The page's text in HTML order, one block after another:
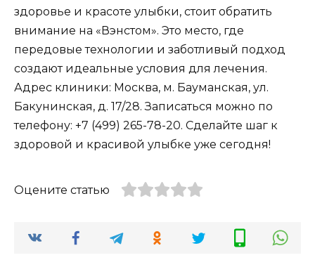
здоровье и красоте улыбки, стоит обратить
внимание на «Вэнстом». Это место, где
передовые технологии и заботливый подход
создают идеальные условия для лечения.
Адрес клиники: Москва, м. Бауманская, ул.
Бакунинская, д. 17/28. Записаться можно по
телефону: +7 (499) 265-78-20. Сделайте шаг к
здоровой и красивой улыбке уже сегодня!
Оцените статью